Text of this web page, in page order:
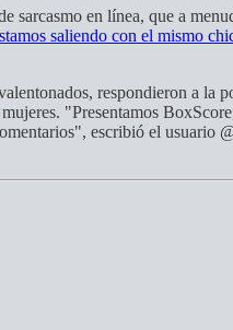
en línea, que a
saliendo con el mismo
respondieron a
"Presentamos
escribió el usuario